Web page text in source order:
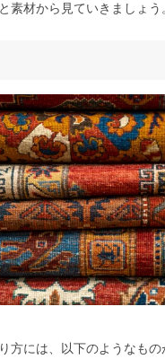
素材から見ていきましょう
方には、以下のようなもの